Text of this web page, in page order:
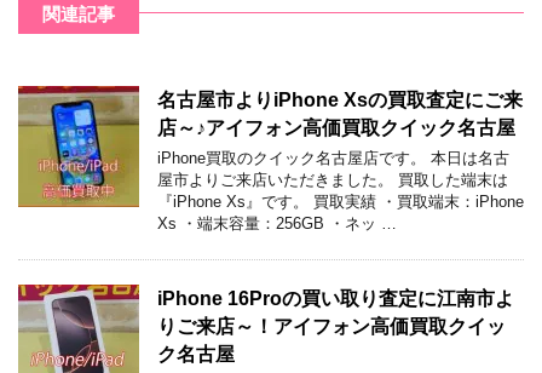
関連記事
名古屋市よりiPhone Xsの買取査定にご来
店～♪アイフォン高価買取クイック名古屋
iPhone買取のクイック名古屋店です。 本日は名古
屋市よりご来店いただきました。 買取した端末は
『iPhone Xs』です。 買取実績 ・買取端末：iPhone
Xs ・端末容量：256GB ・ネッ …
iPhone 16Proの買い取り査定に江南市よ
りご来店～！アイフォン高価買取クイッ
ク名古屋